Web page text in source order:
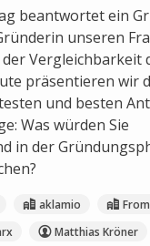
beantwortet ein
unseren
Vergleichbarkeit
präsentieren wir
und besten
Was würden Sie
in der
aklamio
Matthias Kröner